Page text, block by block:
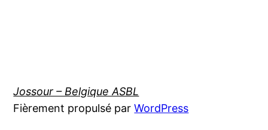
Jossour – Belgique ASBL
Fièrement propulsé parWordPress